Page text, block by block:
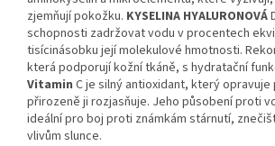
zjemňují pokožku. KYSELINA HYALURONOVÁ
schopnosti zadržovat vodu v procentech
tisícinásobku její molekulové hmotnosti.
která podporují kožní tkáně, s hydratační
Vitamin C je silný antioxidant, který opravuje
přirozeně ji rozjasňuje. Jeho působení proti
ideální pro boj proti známkám stárnutí,
vlivům slunce.